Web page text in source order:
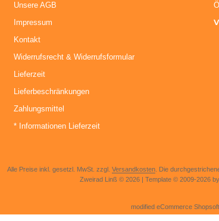
Unsere AGB
Impressum
Kontakt
Widerrufsrecht & Widerrufsformular
Lieferzeit
Lieferbeschränkungen
Zahlungsmittel
* Informationen Lieferzeit
Alle Preise inkl. gesetzl. MwSt. zzgl. Versandkosten . Die
Zweirad Linß © 2026 | Template © 2009-2026
modified eCommerce